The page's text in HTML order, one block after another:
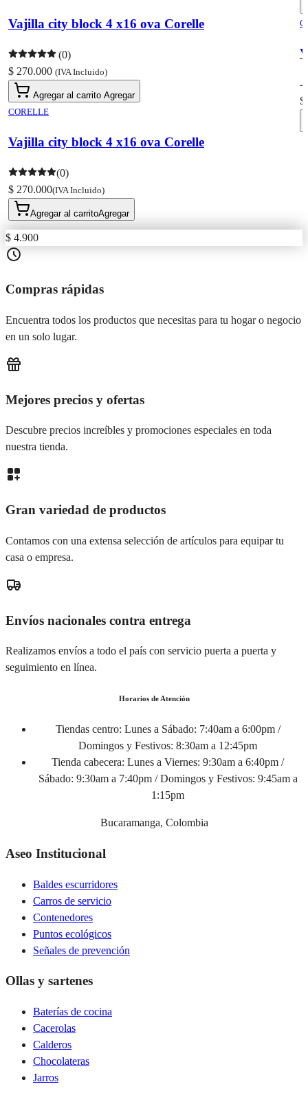
Vajilla city block 4 x16 ova Corelle
(0)
$ 270.000 (IVA Incluido)
Agregar al carrito Agregar
CORELLE
Vajilla city block 4 x16 ova Corelle
(0)
$ 270.000(IVA Incluido)
Agregar al carritoAgregar
-
$
$ 4.900
Compras rápidas
Encuentra todos los productos que necesitas para tu hogar o negocio
en un solo lugar.
Mejores precios y ofertas
Descubre precios increíbles y promociones especiales en toda
nuestra tienda.
Gran variedad de productos
Contamos con una extensa selección de artículos para equipar tu
casa o empresa.
Envíos nacionales contra entrega
Realizamos envíos a todo el país con servicio puerta a puerta y
seguimiento en línea.
Horarios de Atención
Tiendas centro: Lunes a Sábado: 7:40am a 6:00pm /
Domingos y Festivos: 8:30am a 12:45pm
Tienda cabecera: Lunes a Viernes: 9:30am a 6:40pm /
Sábado: 9:30am a 7:40pm / Domingos y Festivos: 9:45am a
1:15pm
Bucaramanga, Colombia
Aseo Institucional
Baldes escurridores
Carros de servicio
Contenedores
Puntos ecológicos
Señales de prevención
Ollas y sartenes
Baterías de cocina
Cacerolas
Calderos
Chocolateras
Jarros